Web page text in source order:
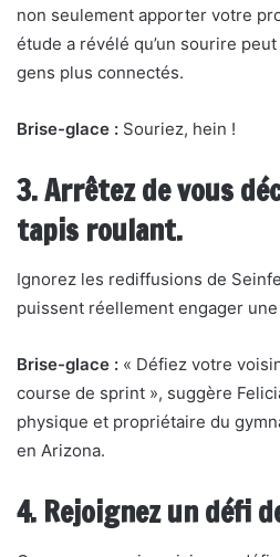
non seulement apporter votre
étude a révélé qu’un sourire
gens plus connectés.
Brise-glace : Souriez, hein !
3. Arrêtez de vous
tapis roulant.
Ignorez les rediffusions de
puissent réellement engager
Brise-glace : « Défiez votre
course de sprint », suggère
physique et propriétaire du
en Arizona.
4. Rejoignez un défi